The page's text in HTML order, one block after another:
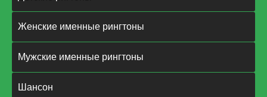
Женские именные рингтоны
Мужские именные рингтоны
Шансон